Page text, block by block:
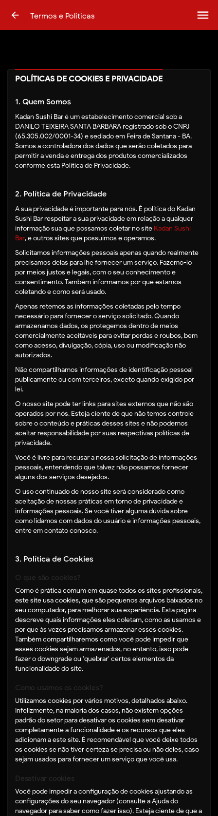
menu
arrow_back Termos e Políticas
POLÍTICAS DE COOKIES E PRIVACIDADE
1. Quem Somos
Kadan Sushi Bar é um estabelecimento comercial sob a
DANILO TEIXEIRA SANTA BARBARA registrado sob o CNPJ
(65.305.002/0001-34) e sediado em Feira de Santana - BA.
Somos a controladora dos dados que serão coletados para
permitir a venda e entrega dos produtos comercializados
conforme esta Política de Privacidade.
2. Política de Privacidade
A sua privacidade é importante para nós. É política do Kadan
Sushi Bar respeitar a sua privacidade em relação a qualquer
informação sua que possamos coletar no site Kadan Sushi
Bar, e outros sites que possuímos e operamos.
Solicitamos informações pessoais apenas quando realmente
precisamos delas para lhe fornecer um serviço. Fazemo-lo
por meios justos e legais, com o seu conhecimento e
consentimento. Também informamos por que estamos
coletando e como será usado.
Apenas retemos as informações coletadas pelo tempo
necessário para fornecer o serviço solicitado. Quando
armazenamos dados, os protegemos dentro de meios
comercialmente aceitáveis ​​para evitar perdas e roubos, bem
como acesso, divulgação, cópia, uso ou modificação não
autorizados.
Não compartilhamos informações de identificação pessoal
publicamente ou com terceiros, exceto quando exigido por
lei.
O nosso site pode ter links para sites externos que não são
operados por nós. Esteja ciente de que não temos controle
sobre o conteúdo e práticas desses sites e não podemos
aceitar responsabilidade por suas respectivas políticas de
privacidade.
Você é livre para recusar a nossa solicitação de informações
pessoais, entendendo que talvez não possamos fornecer
alguns dos serviços desejados.
O uso continuado de nosso site será considerado como
aceitação de nossas práticas em torno de privacidade e
informações pessoais. Se você tiver alguma dúvida sobre
como lidamos com dados do usuário e informações pessoais,
entre em contato conosco.
3. Política de Cookies
O que são cookies?
Como é prática comum em quase todos os sites profissionais,
este site usa cookies, que são pequenos arquivos baixados no
seu computador, para melhorar sua experiência. Esta página
descreve quais informações eles coletam, como as usamos e
por que às vezes precisamos armazenar esses cookies.
Também compartilharemos como você pode impedir que
esses cookies sejam armazenados, no entanto, isso pode
fazer o downgrade ou 'quebrar' certos elementos da
funcionalidade do site.
Como usamos os cookies?
Utilizamos cookies por vários motivos, detalhados abaixo.
Infelizmente, na maioria dos casos, não existem opções
padrão do setor para desativar os cookies sem desativar
completamente a funcionalidade e os recursos que eles
adicionam a este site. É recomendável que você deixe todos
os cookies se não tiver certeza se precisa ou não deles, caso
sejam usados ​​para fornecer um serviço que você usa.
Desativar cookies
Você pode impedir a configuração de cookies ajustando as
configurações do seu navegador (consulte a Ajuda do
navegador para saber como fazer isso). Esteja ciente de que a